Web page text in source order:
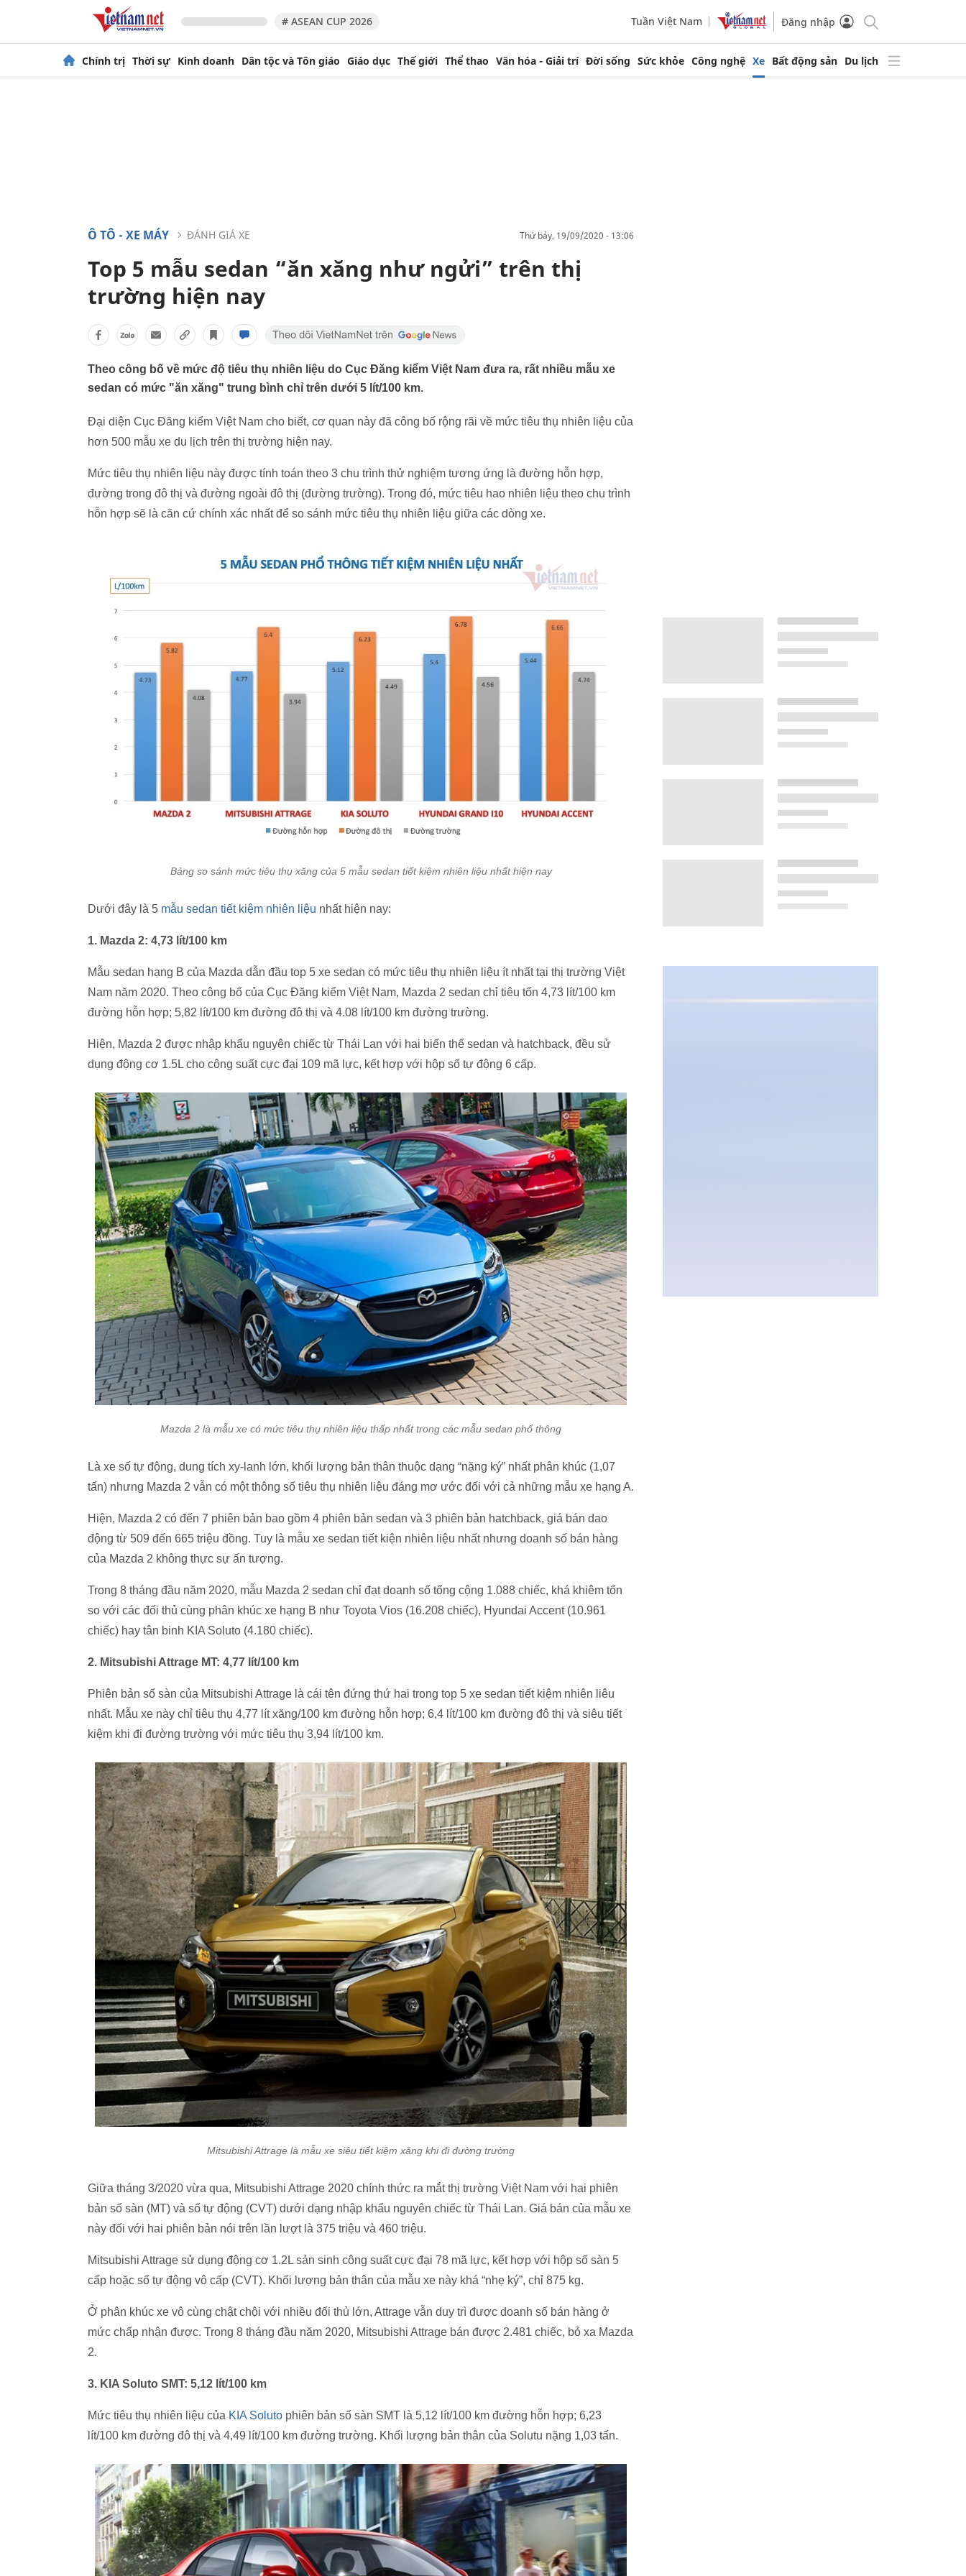
# ASEAN CUP 2026 Tuần Việt Nam Đăng nhập
Chính trị Thời sự Kinh doanh Dân tộc và Tôn giáo Giáo dục Thế giới Thể thao Văn hóa - Giải trí Đời sống Sức khỏe Công nghệ Xe Bất động sản Du lịch
Ô TÔ - XE MÁY ĐÁNH GIÁ XE thứ bảy, 19/09/2020 - 13:06
Top 5 mẫu sedan “ăn xăng như ngửi” trên thị
trường hiện nay
Theo công bố về mức độ tiêu thụ nhiên liệu do Cục Đăng kiểm Việt Nam đưa ra, rất nhiều mẫu xe
sedan có mức "ăn xăng" trung bình chỉ trên dưới 5 lít/100 km.
Đại diện Cục Đăng kiểm Việt Nam cho biết, cơ quan này đã công bố rộng rãi về mức tiêu thụ nhiên liệu của
hơn 500 mẫu xe du lịch trên thị trường hiện nay.
Mức tiêu thụ nhiên liệu này được tính toán theo 3 chu trình thử nghiệm tương ứng là đường hỗn hợp,
đường trong đô thị và đường ngoài đô thị (đường trường). Trong đó, mức tiêu hao nhiên liệu theo chu trình
hỗn hợp sẽ là căn cứ chính xác nhất để so sánh mức tiêu thụ nhiên liệu giữa các dòng xe.
Bảng so sánh mức tiêu thụ xăng của 5 mẫu sedan tiết kiệm nhiên liệu nhất hiện nay
Dưới đây là 5 mẫu sedan tiết kiệm nhiên liệu nhất hiện nay:
1. Mazda 2: 4,73 lít/100 km
Mẫu sedan hạng B của Mazda dẫn đầu top 5 xe sedan có mức tiêu thụ nhiên liệu ít nhất tại thị trường Việt
Nam năm 2020. Theo công bố của Cục Đăng kiểm Việt Nam, Mazda 2 sedan chỉ tiêu tốn 4,73 lít/100 km
đường hỗn hợp; 5,82 lít/100 km đường đô thị và 4.08 lít/100 km đường trường.
Hiện, Mazda 2 được nhập khẩu nguyên chiếc từ Thái Lan với hai biến thể sedan và hatchback, đều sử
dụng động cơ 1.5L cho công suất cực đại 109 mã lực, kết hợp với hộp số tự động 6 cấp.
Mazda 2 là mẫu xe có mức tiêu thụ nhiên liệu thấp nhất trong các mẫu sedan phổ thông
Là xe số tự động, dung tích xy-lanh lớn, khối lượng bản thân thuộc dạng “nặng ký” nhất phân khúc (1,07
tấn) nhưng Mazda 2 vẫn có một thông số tiêu thụ nhiên liệu đáng mơ ước đối với cả những mẫu xe hạng A.
Hiện, Mazda 2 có đến 7 phiên bản bao gồm 4 phiên bản sedan và 3 phiên bản hatchback, giá bán dao
động từ 509 đến 665 triệu đồng. Tuy là mẫu xe sedan tiết kiện nhiên liệu nhất nhưng doanh số bán hàng
của Mazda 2 không thực sự ấn tượng.
Trong 8 tháng đầu năm 2020, mẫu Mazda 2 sedan chỉ đạt doanh số tổng cộng 1.088 chiếc, khá khiêm tốn
so với các đối thủ cùng phân khúc xe hạng B như Toyota Vios (16.208 chiếc), Hyundai Accent (10.961
chiếc) hay tân binh KIA Soluto (4.180 chiếc).
2. Mitsubishi Attrage MT: 4,77 lít/100 km
Phiên bản số sàn của Mitsubishi Attrage là cái tên đứng thứ hai trong top 5 xe sedan tiết kiệm nhiên liêu
nhất. Mẫu xe này chỉ tiêu thụ 4,77 lít xăng/100 km đường hỗn hợp; 6,4 lít/100 km đường đô thị và siêu tiết
kiệm khi đi đường trường với mức tiêu thụ 3,94 lít/100 km.
Mitsubishi Attrage là mẫu xe siêu tiết kiệm xăng khi đi đường trường
Giữa tháng 3/2020 vừa qua, Mitsubishi Attrage 2020 chính thức ra mắt thị trường Việt Nam với hai phiên
bản số sàn (MT) và số tự động (CVT) dưới dạng nhập khẩu nguyên chiếc từ Thái Lan. Giá bán của mẫu xe
này đối với hai phiên bản nói trên lần lượt là 375 triệu và 460 triệu.
Mitsubishi Attrage sử dụng động cơ 1.2L sản sinh công suất cực đại 78 mã lực, kết hợp với hộp số sàn 5
cấp hoặc số tự động vô cấp (CVT). Khối lượng bản thân của mẫu xe này khá “nhẹ ký”, chỉ 875 kg.
Ở phân khúc xe vô cùng chật chội với nhiều đối thủ lớn, Attrage vẫn duy trì được doanh số bán hàng ở
mức chấp nhận được. Trong 8 tháng đầu năm 2020, Mitsubishi Attrage bán được 2.481 chiếc, bỏ xa Mazda
2.
3. KIA Soluto SMT: 5,12 lít/100 km
Mức tiêu thụ nhiên liệu của KIA Soluto phiên bản số sàn SMT là 5,12 lít/100 km đường hỗn hợp; 6,23
lít/100 km đường đô thị và 4,49 lít/100 km đường trường. Khối lượng bản thân của Solutu nặng 1,03 tấn.